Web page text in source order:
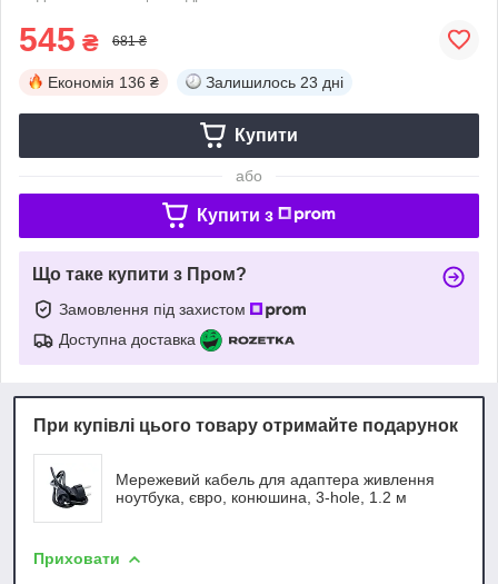
545 ₴ 681 ₴
Економія 136 ₴ Залишилось 23 дні
Купити
або
Купити з
Що таке купити з Пром?
Замовлення під захистом
Доступна доставка
При купівлі цього товару отримайте подарунок
Мережевий кабель для адаптера живлення
ноутбука, євро, конюшина, 3-hole, 1.2 м
Приховати